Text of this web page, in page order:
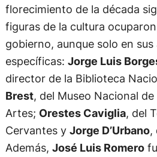
florecimiento de la década
figuras de la cultura
gobierno, aunque solo en sus
específicas: Jorge Luis
director de la Biblioteca
Brest, del Museo Nacional de
Artes; Orestes Caviglia, del
Cervantes y Jorge D’Urbano,
Además, José Luis Romero